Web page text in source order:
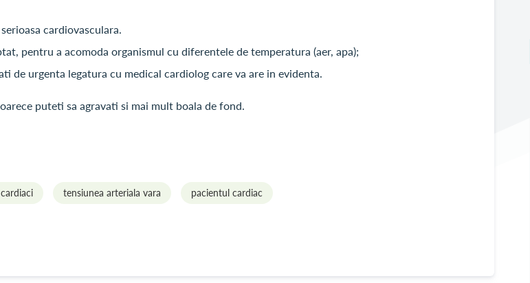
cardiovasculara.
pentru a acomoda organismul cu diferentele de temperatura (aer, apa);
de urgenta legatura cu medical cardiolog care va are in evidenta.
puteti sa agravati si mai mult boala de fond.
tensiunea arteriala vara pacientul cardiac